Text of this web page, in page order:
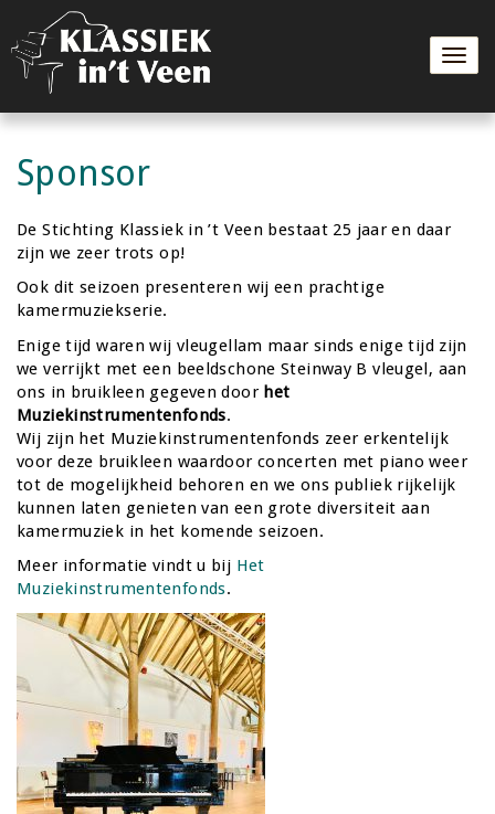
Sponsor
De Stichting Klassiek in ’t Veen bestaat 25 jaar en daar
zijn we zeer trots op!
Ook dit seizoen presenteren wij een prachtige
kamermuziekserie.
Enige tijd waren wij vleugellam maar sinds enige tijd zijn
we verrijkt met een beeldschone Steinway B vleugel, aan
ons in bruikleen gegeven door het
Muziekinstrumentenfonds.
Wij zijn het Muziekinstrumentenfonds zeer erkentelijk
voor deze bruikleen waardoor concerten met piano weer
tot de mogelijkheid behoren en we ons publiek rijkelijk
kunnen laten genieten van een grote diversiteit aan
kamermuziek in het komende seizoen.
Meer informatie vindt u bij Het
Muziekinstrumentenfonds.